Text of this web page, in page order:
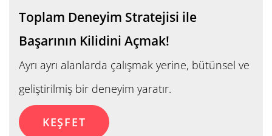
Toplam Deneyim Stratejisi ile
Başarının Kilidini Açmak!
Ayrı ayrı alanlarda çalışmak yerine, bütünsel ve
geliştirilmiş bir deneyim yaratır.
KEŞFET